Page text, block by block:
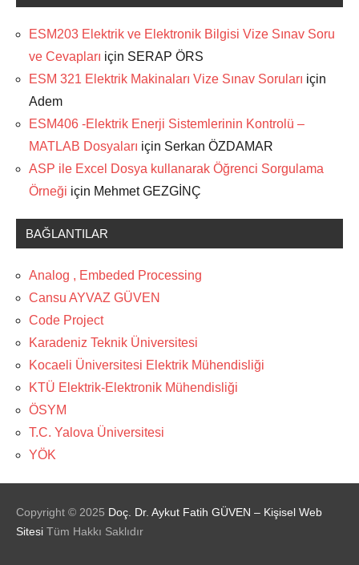
ESM203 Elektrik ve Elektronik Bilgisi Vize Sınav Soru
ve Cevapları için SERAP ÖRS
ESM 321 Elektrik Makinaları Vize Sınav Soruları için
Adem
ESM406 -Elektrik Enerji Sistemlerinin Kontrolü –
MATLAB Dosyaları için Serkan ÖZDAMAR
ASP ile Excel Dosya kullanarak Öğrenci Sorgulama
Örneği için Mehmet GEZGİNÇ
BAĞLANTILAR
Analog , Embeded Processing
Cansu AYVAZ GÜVEN
Code Project
Karadeniz Teknik Üniversitesi
Kocaeli Üniversitesi Elektrik Mühendisliği
KTÜ Elektrik-Elektronik Mühendisliği
ÖSYM
T.C. Yalova Üniversitesi
YÖK
Copyright © 2025 Doç. Dr. Aykut Fatih GÜVEN – Kişisel Web
Sitesi Tüm Hakkı Saklıdır